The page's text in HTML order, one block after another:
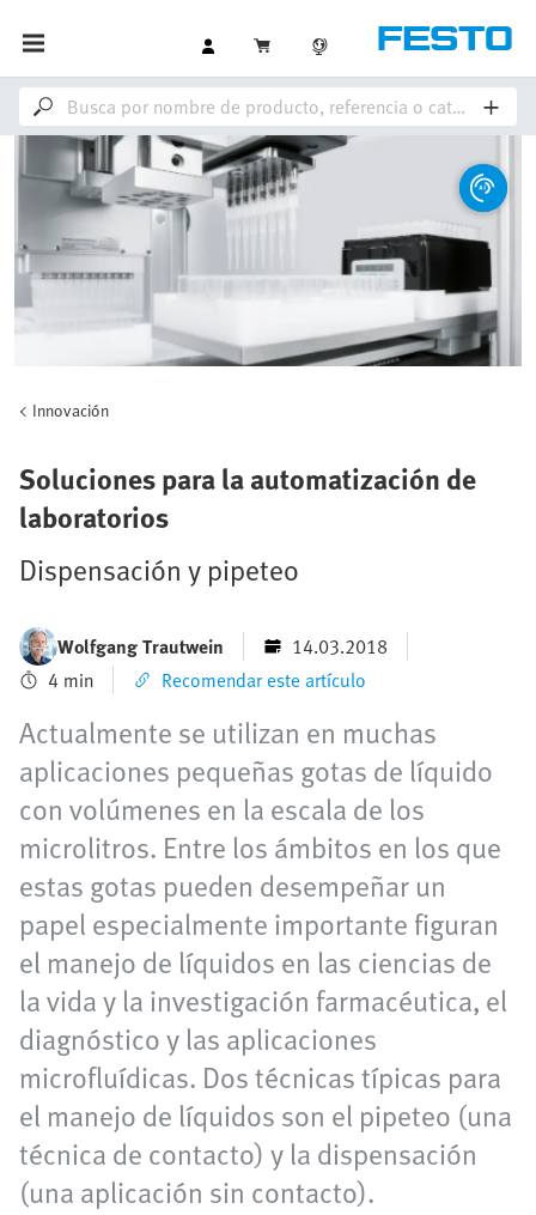
Innovación
Soluciones para la automatización de
laboratorios
Dispensación y pipeteo
Wolfgang Trautwein
14.03.2018
4 min
Recomendar este artículo
Actualmente se utilizan en muchas
aplicaciones pequeñas gotas de líquido
con volúmenes en la escala de los
microlitros. Entre los ámbitos en los que
estas gotas pueden desempeñar un
papel especialmente importante figuran
el manejo de líquidos en las ciencias de
la vida y la investigación farmacéutica, el
diagnóstico y las aplicaciones
microfluídicas. Dos técnicas típicas para
el manejo de líquidos son el pipeteo (una
técnica de contacto) y la dispensación
(una aplicación sin contacto).